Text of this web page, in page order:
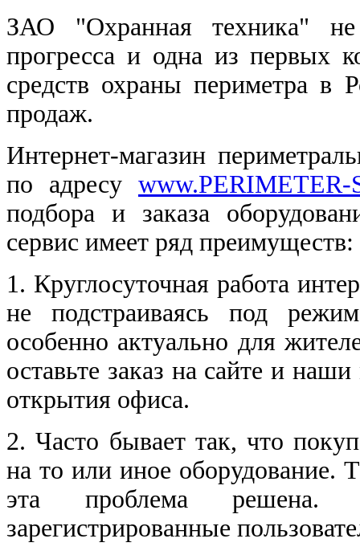
ЗАО "Охранная техника"
прогресса и одна из первых
средств охраны периметра в
продаж.
Интернет-магазин
по адресу www.PERIMETER-
подбора и заказа
сервис имеет ряд преимуществ:
1. Круглосуточная работа
не подстраиваясь под
особенно актуально для
оставьте заказ на сайте и
открытия офиса.
2. Часто бывает так, что
на то или иное оборудование.
эта проблема решена.
зарегистрированные